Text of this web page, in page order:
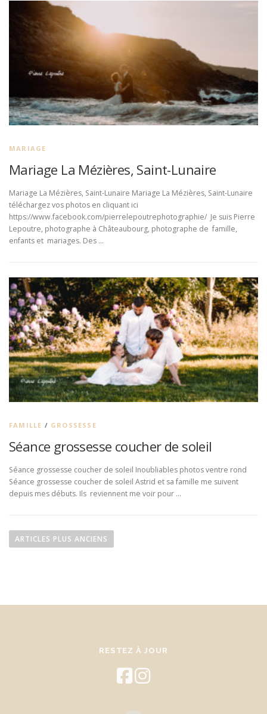
MARIAGE
Mariage La Mézières, Saint-Lunaire
Mariage La Mézières, Saint-Lunaire Mariage La Mézières, Saint-Lunaire
téléchargez vos photos en cliquant ici
https://www.facebook.com/pierrelepoutrephotographie/ Je suis Pierre
Lepoutre, photographe à Châteaubourg, photographe de famille,
enfants et mariages. Des …
FAMILLE / GROSSESSE
Séance grossesse coucher de soleil
Séance grossesse coucher de soleil Inoubliables photos ventre rond
Séance grossesse coucher de soleil Astrid et sa famille me suivent
depuis mes débuts. Ils reviennent me voir pour …
aARTICLES PLUS ANCIENS
RESTEZ À JOUR